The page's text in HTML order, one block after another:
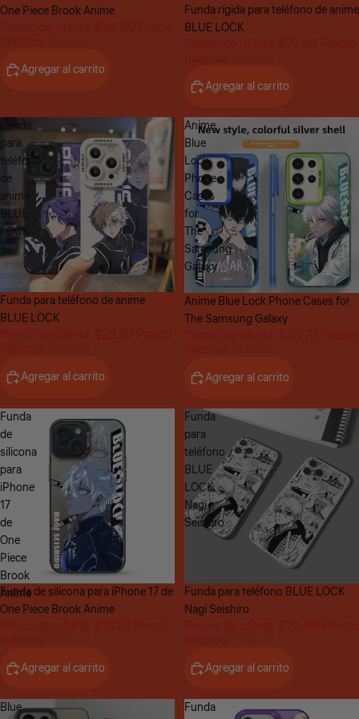
One Piece Brook Anime
Agregar al carrito
Funda rígida para teléfono de anime
BLUE LOCK
Agregar al carrito
Funda
para
teléfono
de
anime
BLUE
LOCK
Oferta
Funda para teléfono de anime
BLUE LOCK
Agregar al carrito
Anime
Blue
Lock
Phone
Cases
for
The
Samsung
Galaxy
Oferta
Anime Blue Lock Phone Cases for
The Samsung Galaxy
Agregar al carrito
Funda
de
silicona
para
iPhone
17
de
One
Piece
Brook
Anime
Oferta
Funda de silicona para iPhone 17 de
One Piece Brook Anime
Agregar al carrito
Funda
para
teléfono
BLUE
LOCK
Nagi
Seishiro
Oferta
Funda para teléfono BLUE LOCK
Nagi Seishiro
Agregar al carrito
Blue
Funda